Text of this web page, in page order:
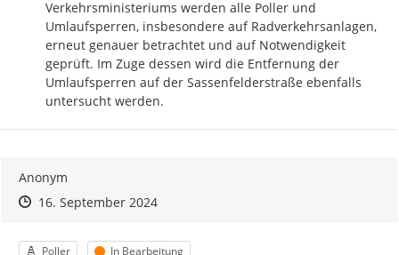
Verkehrsministeriums werden alle Poller und
Umlaufsperren, insbesondere auf Radverkehrsanlagen,
erneut genauer betrachtet und auf Notwendigkeit
geprüft. Im Zuge dessen wird die Entfernung der
Umlaufsperren auf der Sassenfelderstraße ebenfalls
untersucht werden.
Anonym
Zeitpunkt des Erstellens
Zeitpunkt des Erstellens
16. September 2024Zur Äußerung
Kategorie
Poller Status
In Bearbeitung